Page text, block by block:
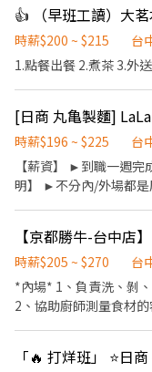
時薪$200 ~ $215
台
1.點餐出餐 2.煮茶 3.外送
時薪$196 ~ $225
台
【薪資】 ►到職一週
明】 ►不分內/外場都是
時請於主管確認排班
雙倍薪 3. 提供優秀同仁
享特休假 7.福委會福利
提供好吃日式餐飲的公
時薪$205 ~ $270
台
*內場* 1、負責洗、剝、削、切各種食材，以完成烹飪的前置工作
2、協助廚師測量食材
備料 6、整潔門市環境